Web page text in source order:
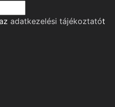
adatkezelési tájékoztatót